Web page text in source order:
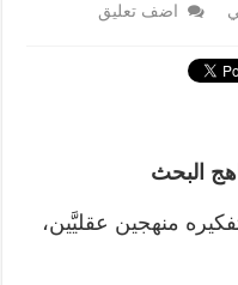
اضف تعليق
البحث
منهجين عقليَّين،